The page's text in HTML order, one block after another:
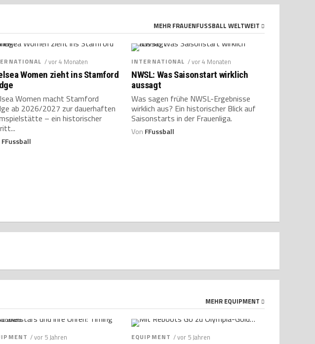
MEHR FRAUENFUSSBALL WELTWEIT
/ vor 4 Monaten
Women zieht ins Stamford
Women macht Stamford
ab 2026/2027 zur dauerhaften
– ein historischer
FFussball
INTERNATIONAL / vor 4 Monaten
NWSL: Was Saisonstart wirklich
aussagt
Was sagen frühe NWSL-Ergebnisse
wirklich aus? Ein historischer Blick auf
Saisonstarts in der Frauenliga.
Von FFussball
MEHR EQUIPMENT
/ vor 5 Jahren EQUIPMENT / vor 5 Jahren